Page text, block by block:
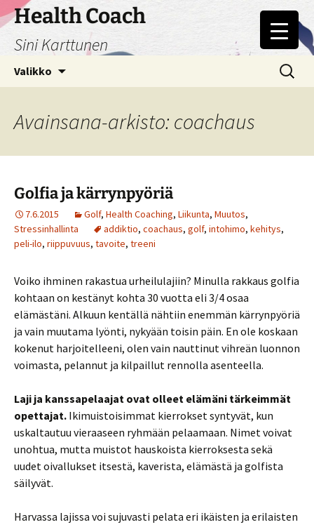
Siirry
sisältöön
Health Coach
Sini Karttunen
Valikko Haku:
Avainsana-arkisto: coachaus
Golfia ja kärrynpyöriä
7.6.2015 Golf, Health Coaching, Liikunta, Muutos,
Stressinhallinta
addiktio, coachaus, golf, intohimo, kehitys,
peli-ilo, riippuvuus, tavoite, treeni
Voiko ihminen rakastua urheilulajiin? Minulla rakkaus golfia
kohtaan on kestänyt kohta 30 vuotta eli 3/4 osaa
elämästäni. Alkuun kentällä nähtiin enemmän kärrynpyöriä
ja vain muutama lyönti, nykyään toisin päin. En ole koskaan
kokenut harjoitelleeni, olen vain nauttinut vihreän luonnon
voimasta, pelannut ja kilpaillut rennolla asenteella.
Laji ja kanssapelaajat ovat olleet elämäni tärkeimmät
opettajat. Ikimuistoisimmat kierrokset syntyvät, kun
uskaltautuu vieraaseen ryhmään pelaamaan. Nimet voivat
unohtua, mutta muistot hauskoista kierroksesta sekä
uudet oivallukset itsestä, kaverista, elämästä ja golfista
säilyvät.
Harvassa lajissa voi sujuvasti pelata eri ikäisten ja erilaisten